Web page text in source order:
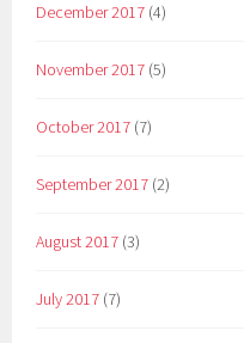
December 2017 (4)
November 2017 (5)
October 2017 (7)
September 2017 (2)
August 2017 (3)
July 2017 (7)